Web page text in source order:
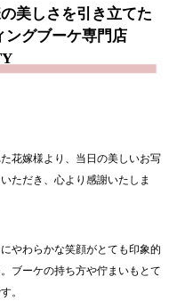
美しさを引き立てた
ングブーケ専門店
花嫁様より、当日の美しいお写
ただき、心より感謝いたしま
やわらかな笑顔がとても印象的
ブーケの持ち方や佇まいもとて
。